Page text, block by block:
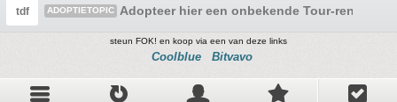
tdf ADOPTIETOPIC Adopteer hier een onbekende Tour-renner
steun FOK! en koop via een van deze links
Coolblue Bitvavo